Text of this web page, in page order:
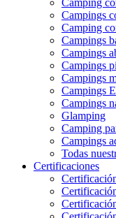
Camping
Campings
Camping
Campings
Campings
Campings
Campings
Campings
Campings
Glamping
Camping
Campings
Todas
Certificaciones